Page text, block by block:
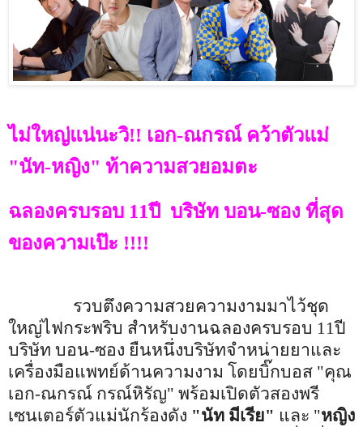
ไม่ใหญ่แน่นะวิ!! เอก-ณกรณ์ คว้าตัวแม่
"นัท-หญิง" ท้าความสวยอมตะ
ฉลองครบรอบ 11ปี
บริษัท บอน-ซอง ที่สุด
ของความเป๊ะ !!!!
รวบตึงความสวยความงามมาไว้ชุด
ใหญ่ไฟกระพริบ สำหรับงานฉลองครบรอบ 11ปี
บริษัท บอน-ซอง ยืนหนึ่งบริษัทจำหน่ายยาและ
เครื่องมือแพทย์ด้านความงาม โดยบิ๊กบอส "คุณ
เอก-ณกรณ์ กรณ์หิรัญ" พร้อมเปิดตัวสองพรี
เซนเตอร์ตัวแม่นักร้องดัง "นัท มีเรีย" และ "หญิง